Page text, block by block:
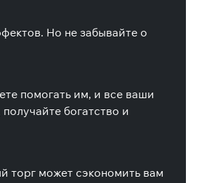
Но не забывайте о
помогать им, и все ваши
богатство и
торг может сэкономить вам